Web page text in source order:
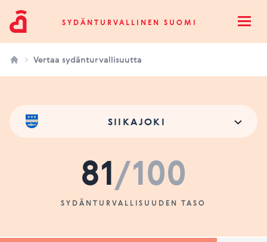
Sydänturvallinen SuomiSYDÄNTURVALLINEN SUOMI
Vertaa sydänturvallisuutta
SIIKAJOKI
81/100
SYDÄNTURVALLISUUDEN TASO